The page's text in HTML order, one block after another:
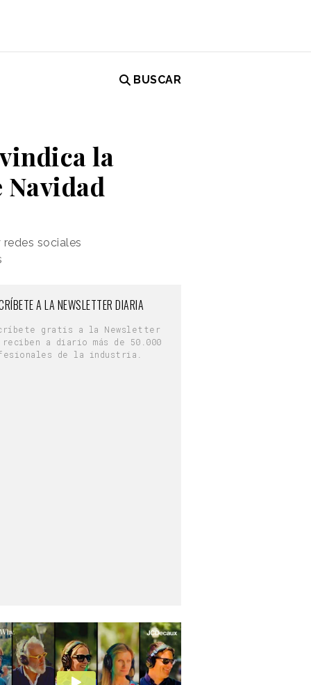
BUSCAR
la
sociales
A LA NEWSLETTER DIARIA
gratis a la Newsletter
reciben a diario más de 50.000
de la industria.